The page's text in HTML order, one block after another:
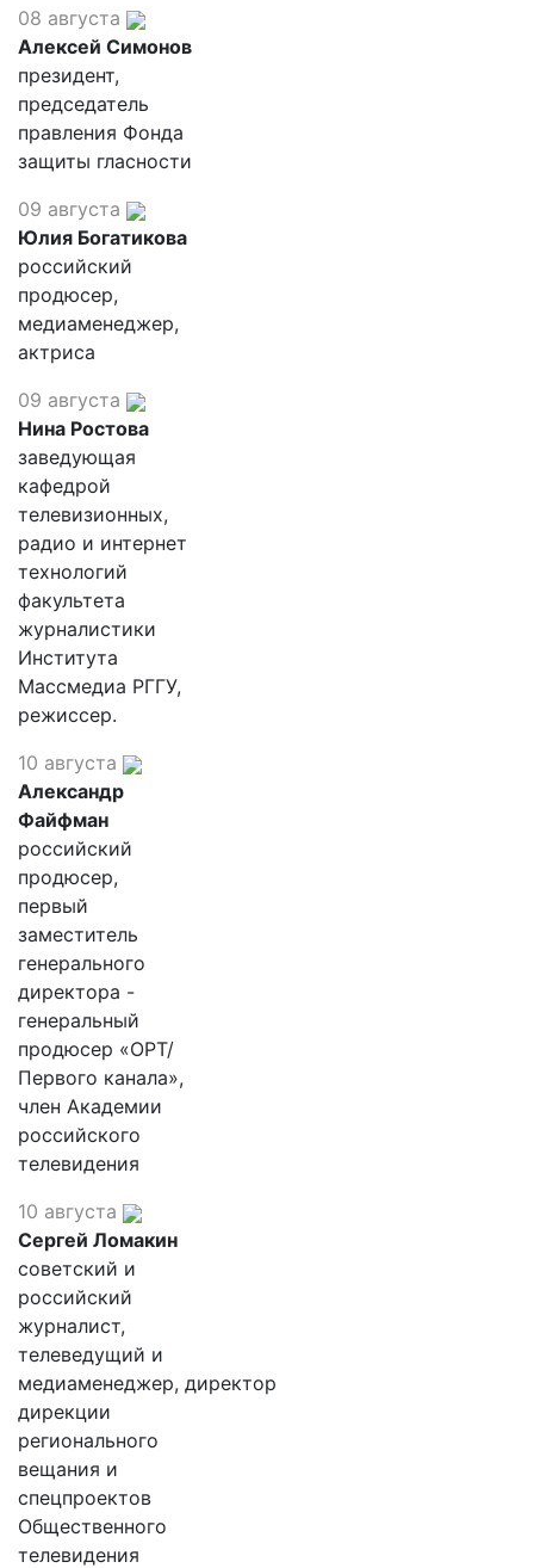
08 августа
Алексей Симонов
президент,
председатель
правления Фонда
защиты гласности
09 августа
Юлия Богатикова
российский
продюсер,
медиаменеджер,
актриса
09 августа
Нина Ростова
заведующая
кафедрой
телевизионных,
радио и интернет
технологий
факультета
журналистики
Института
Массмедиа РГГУ,
режиссер.
10 августа
Александр
Файфман
российский
продюсер,
первый
заместитель
генерального
директора -
генеральный
продюсер «ОРТ/
Первого канала»,
член Академии
российского
телевидения
10 августа
Сергей Ломакин
советский и
российский
журналист,
телеведущий и
медиаменеджер, директор
дирекции
регионального
вещания и
спецпроектов
Общественного
телевидения